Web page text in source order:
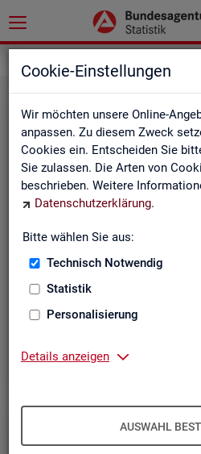
Cookie-Einstellungen
Wir möchten unsere Online-
anpassen. Zu diesem Zweck
Cookies ein. Entscheiden Sie
Sie zulassen. Die Arten von
beschrieben. Weitere
Datenschutzerklärung.
Bitte wählen Sie aus:
Technisch Notwendig
Statistik
Personalisierung
Details anzeigen
AUSWAHL
Wie viele Menschen